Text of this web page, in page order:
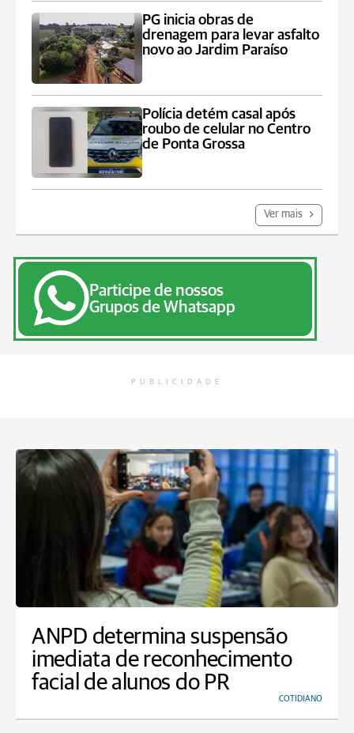
PG inicia obras de
drenagem para levar asfalto
novo ao Jardim Paraíso
Polícia detém casal após
roubo de celular no Centro
de Ponta Grossa
Ver mais
Participe de nossos
Grupos de Whatsapp
PUBLICIDADE
ANPD determina suspensão
imediata de reconhecimento
facial de alunos do PR
COTIDIANO